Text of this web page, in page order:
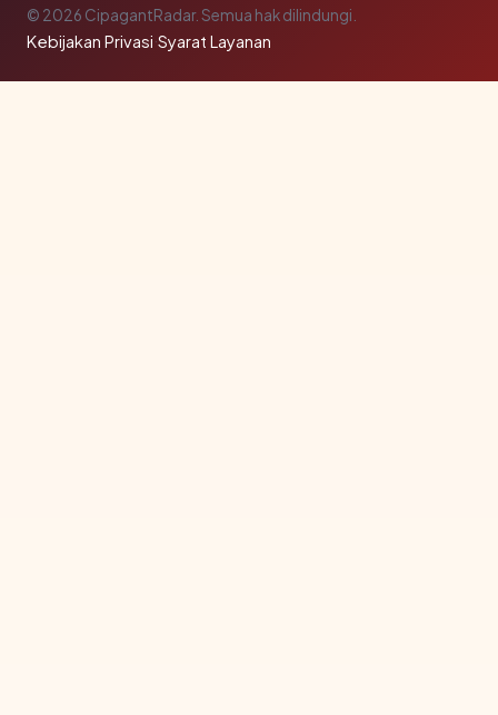
© 2026 CipagantRadar. Semua hak dilindungi.
Kebijakan Privasi·Syarat Layanan